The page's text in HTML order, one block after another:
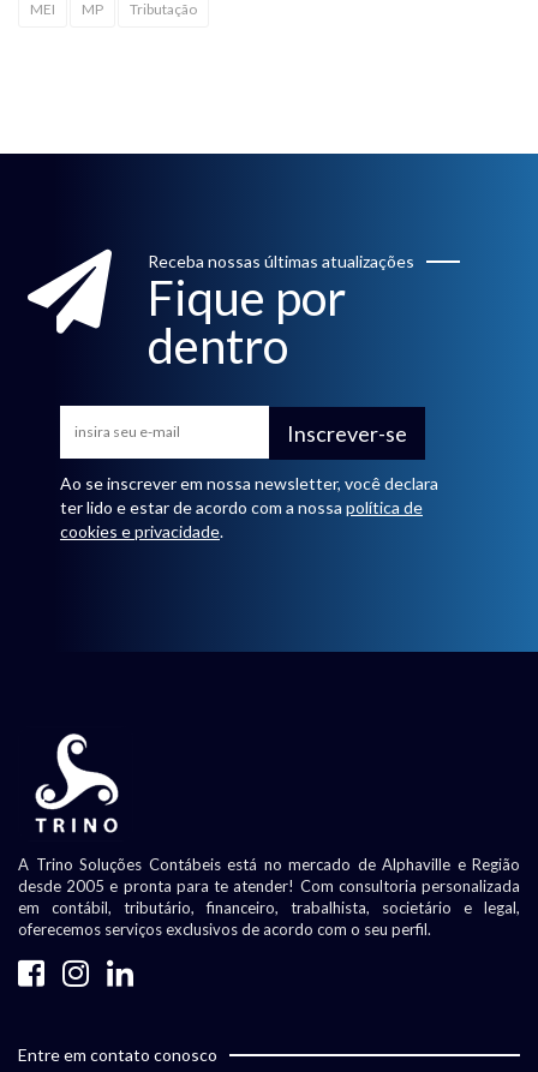
MEI MP Tributação
Receba nossas últimas atualizações
Fique por
dentro
Inscrever-se
Ao se inscrever em nossa newsletter, você declara
ter lido e estar de acordo com a nossa política de
cookies e privacidade.
A Trino Soluções Contábeis está no mercado de Alphaville e Região
desde 2005 e pronta para te atender! Com consultoria personalizada
em contábil, tributário, financeiro, trabalhista, societário e legal,
oferecemos serviços exclusivos de acordo com o seu perfil.
Entre em contato conosco